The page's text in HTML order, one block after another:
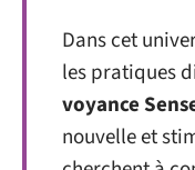
Dans cet
les pratiques
voyance
nouvelle et